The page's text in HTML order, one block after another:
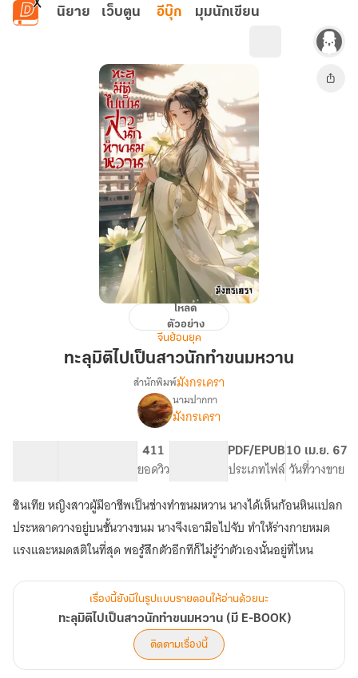
ข้ามไปยังเนื้อหาหลัก
นิยาย เว็บตูน อีบุ๊ก มุมนักเขียน
ไป
โหลด
ตัวอย่าง
จีนย้อนยุค
ทะลุมิติไปเป็นสาวนักทำขนมหวาน
เรื่อง
ทะลุ
นัก
ทำ
ขนม
หวาน
E-
BOOK)
สำนักพิมพ์มังกรเครา
นามปากกา
มังกรเครา
411
ยอดวิว
PDF/EPUB
ประเภทไฟล์
10 เม.ย. 67
วันที่วางขาย
ซินเทีย หญิงสาวผู้มีอาชีพเป็นช่างทำขนมหวาน นางได้เห็นก้อนหินแปลก
ประหลาดวางอยู่บนชั้นวางขนม นางจึงเอามือไปจับ ทำให้ร่างกายหมด
แรงและหมดสติในที่สุด พอรู้สึกตัวอีกทีก็ไม่รู้ว่าตัวเองนั้นอยู่ที่ไหน
เรื่องนี้ยังมีในรูปแบบรายตอนให้อ่านด้วยนะ
ทะลุมิติไปเป็นสาวนักทำขนมหวาน (มี E-BOOK)
ติดตามเรื่องนี้